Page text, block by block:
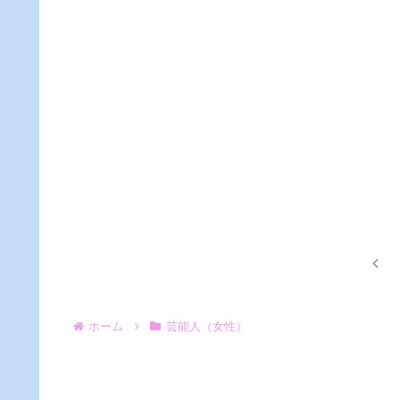
前
ホーム 芸能人（女性）